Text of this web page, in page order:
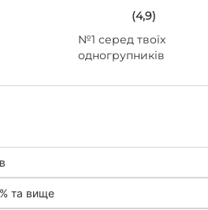
(4,9)
№1 серед твоїх
одногрупників
та вище